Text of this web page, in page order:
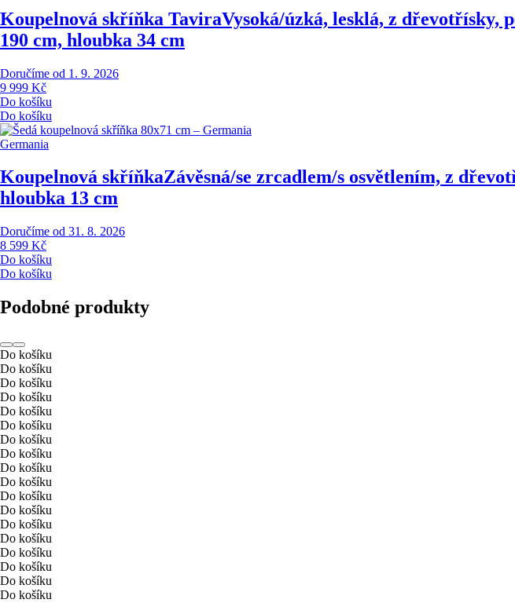
Koupelnová skříňka TaviraVysoká/úzká, lesklá, z dřevotřísky,
190 cm, hloubka 34 cm
Doručíme od 1. 9. 2026
9 999 Kč
Do košíku
Do košíku
Germania
Koupelnová skříňkaZávěsná/se zrcadlem/s osvětlením, z
hloubka 13 cm
Doručíme od 31. 8. 2026
8 599 Kč
Do košíku
Do košíku
Podobné produkty
Do košíku
Do košíku
Do košíku
Do košíku
Do košíku
Do košíku
Do košíku
Do košíku
Do košíku
Do košíku
Do košíku
Do košíku
Do košíku
Do košíku
Do košíku
Do košíku
Do košíku
Do košíku